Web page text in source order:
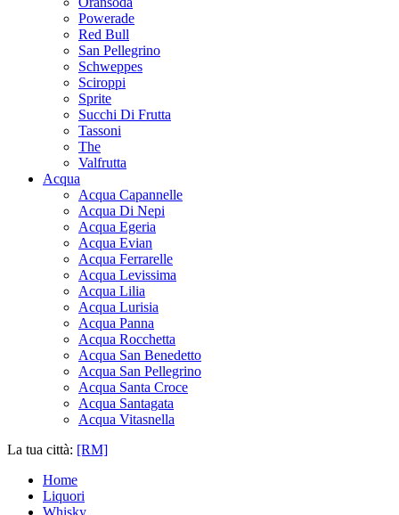
Powerade
Red Bull
San Pellegrino
Schweppes
Sciroppi
Sprite
Succhi Di Frutta
Tassoni
The
Valfrutta
Acqua
Acqua Capannelle
Acqua Di Nepi
Acqua Egeria
Acqua Evian
Acqua Ferrarelle
Acqua Levissima
Acqua Lilia
Acqua Lurisia
Acqua Panna
Acqua Rocchetta
Acqua San Benedetto
Acqua San Pellegrino
Acqua Santa Croce
Acqua Santagata
Acqua Vitasnella
La tua città: [RM]
Home
Liquori